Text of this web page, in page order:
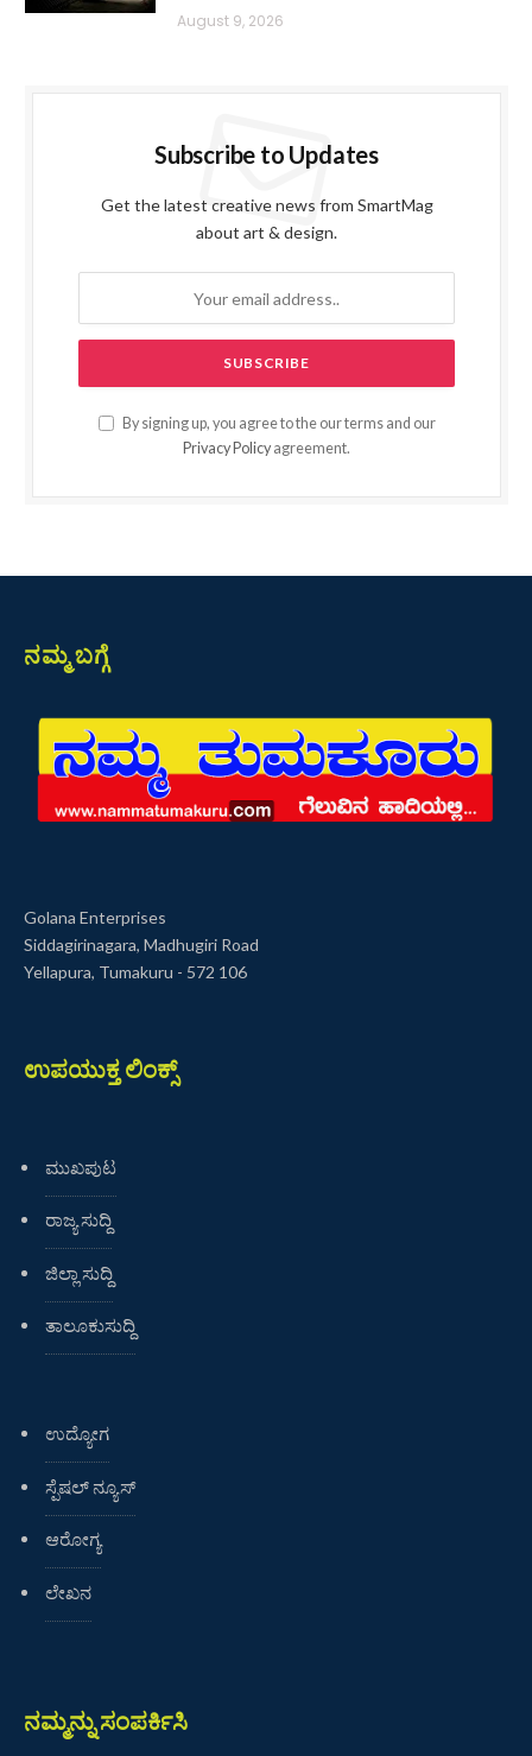
August 9, 2026
Subscribe to Updates
Get the latest creative news from SmartMag
about art & design.
By signing up, you agree to the our terms and our
Privacy Policy agreement.
ನಮ್ಮ ಬಗ್ಗೆ
Golana Enterprises
Siddagirinagara, Madhugiri Road
Yellapura, Tumakuru - 572 106
ಉಪಯುಕ್ತ ಲಿಂಕ್ಸ್
ಮುಖಪುಟ
ರಾಜ್ಯ ಸುದ್ದಿ
ಜಿಲ್ಲಾ ಸುದ್ದಿ
ತಾಲೂಕುಸುದ್ದಿ
ಉದ್ಯೋಗ
ಸ್ಪೆಷಲ್ ನ್ಯೂಸ್
ಆರೋಗ್ಯ
ಲೇಖನ
ನಮ್ಮನ್ನು ಸಂಪರ್ಕಿಸಿ